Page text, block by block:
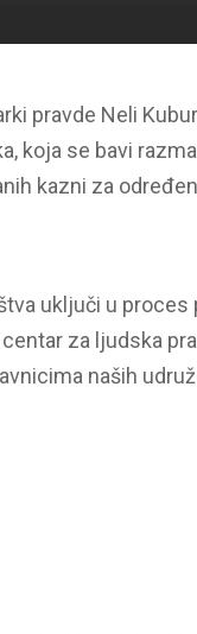
pravde Neli
koja se bavi
kazni za
uključi u proces
za ljudska
naših